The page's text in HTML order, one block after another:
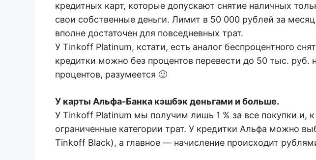
кредитных карт, которые допускают снятие наличных
свои собственные деньги. Лимит в 50 000 рублей за
вполне достаточен для повседневных трат.
У Tinkoff Platinum, кстати, есть аналог беспроцентного
кредитки можно без процентов перевести до 50 тыс.
процентов, разумеется 🙂
У карты Альфа-Банка кэшбэк деньгами и больше.
У Tinkoff Platinum мы получим лишь 1 % за все покупки и,
ограниченные категории трат. У кредитки Альфа можно
Tinkoff Black), а главное — начисление происходит